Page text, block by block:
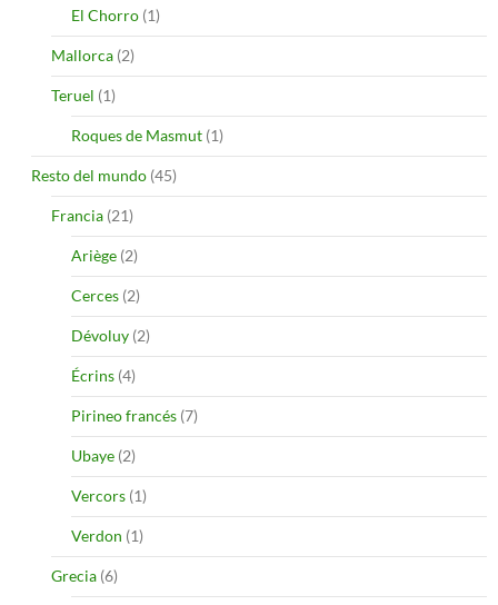
El Chorro (1)
Mallorca (2)
Teruel (1)
Roques de Masmut (1)
Resto del mundo (45)
Francia (21)
Ariège (2)
Cerces (2)
Dévoluy (2)
Écrins (4)
Pirineo francés (7)
Ubaye (2)
Vercors (1)
Verdon (1)
Grecia (6)